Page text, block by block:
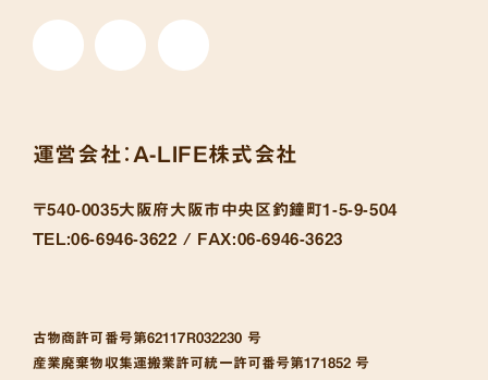
運営会社： A-LIFE株式会社
〒540-0035大阪府大阪市中央区釣鐘町1-5-9-504
TEL:06-6946-3622 / FAX:06-6946-3623
古物商許可番号第62117R032230 号
産業廃棄物収集運搬業許可統一許可番号第171852 号